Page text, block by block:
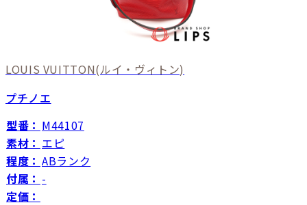
LOUIS VUITTON(ルイ・ヴィトン)
プチノエ
型番： M44107
素材： エピ
程度： ABランク
付属： -
定価：